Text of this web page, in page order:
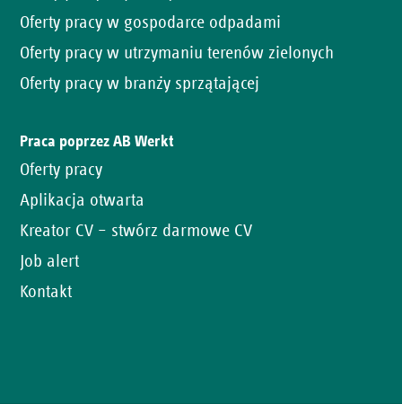
Oferty pracy w gospodarce odpadami
Oferty pracy w utrzymaniu terenów zielonych
Oferty pracy w branży sprzątającej
Praca poprzez AB Werkt
Oferty pracy
Aplikacja otwarta
Kreator CV – stwórz darmowe CV
Job alert
Kontakt